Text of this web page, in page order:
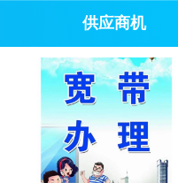
供应商机